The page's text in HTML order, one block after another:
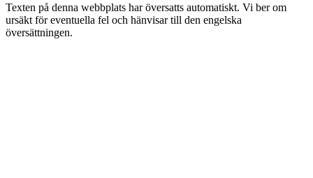
Texten på denna webbplats har översatts automatiskt. Vi ber om
ursäkt för eventuella fel och hänvisar till den engelska
översättningen.